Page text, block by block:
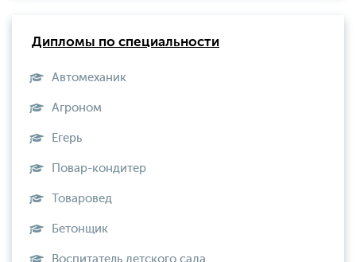
Дипломы по специальности
Автомеханик
Агроном
Егерь
Повар-кондитер
Товаровед
Бетонщик
Воспитатель детского сада